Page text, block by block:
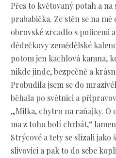
Přes to květovaný potah a
prababička. Ze stěn se na
obrovské zrcadlo s policemi
dědečkovy zemědělské
potom jen kachlová kamna,
nikde jinde, bezpečně a
Probudila jsem se do
běhala po světnici a
„Milka, chytro na raňajky. O
ma z toho bolí chrbát,“
Strýcové a tety se slízali jako
slivovici a pak to do sebe